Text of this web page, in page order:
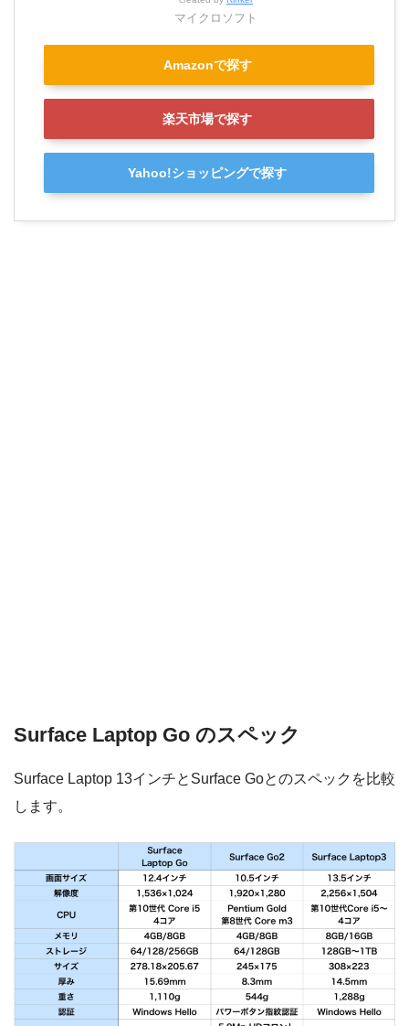
マイクロソフト
Amazonで探す
楽天市場で探す
Yahoo!ショッピングで探す
Surface Laptop Go のスペック
Surface Laptop 13インチとSurface Goとのスペックを比較
します。